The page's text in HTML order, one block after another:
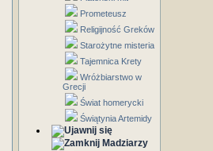
Prometeusz
Religijność Greków
Starożytne misteria
Tajemnica Krety
Wróżbiarstwo w
Grecji
Świat homerycki
Świątynia Artemidy
Madziarzy